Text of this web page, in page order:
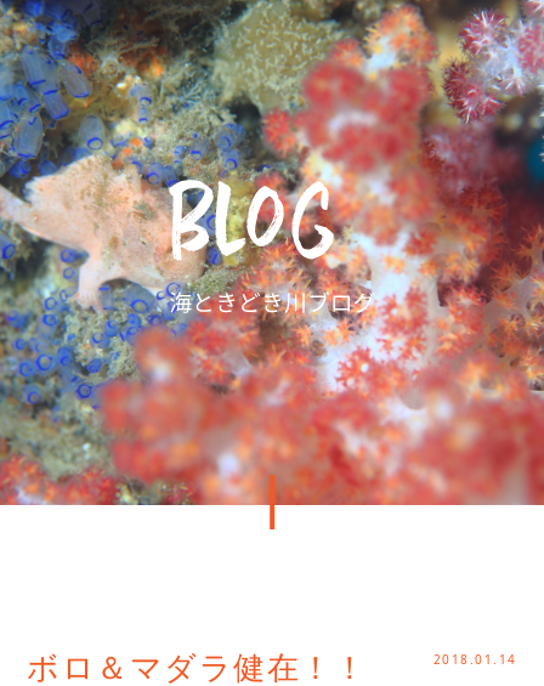
ボロ＆マダラ健在！！
2018.01.14